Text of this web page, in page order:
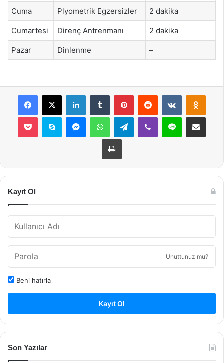
Cuma Plyometrik Egzersizler 2 dakika
Cumartesi Direnç Antrenmanı 2 dakika
Pazar Dinlenme –
Facebook
X LinkedInTumblr PinterestReddit VKontakte
Pocket Skype MessengerWhatsAppTelegramViber Line E-Posta ile
Yazdır
Kayıt Ol
Unuttunuz mu?
Beni hatırla
Kayıt Ol
Son Yazılar